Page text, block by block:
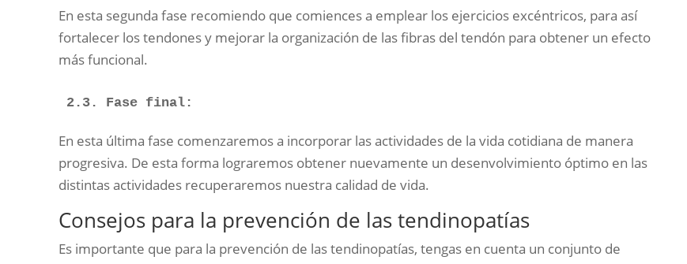
En esta segunda fase recomiendo que comiences a emplear los ejercicios excéntricos, para así
fortalecer los tendones y mejorar la organización de las fibras del tendón para obtener un efecto
más funcional.
En esta última fase comenzaremos a incorporar las actividades de la vida cotidiana de manera
progresiva. De esta forma lograremos obtener nuevamente un desenvolvimiento óptimo en las
distintas actividades recuperaremos nuestra calidad de vida.
Consejos para la prevención de las tendinopatías
Es importante que para la prevención de las tendinopatías, tengas en cuenta un conjunto de